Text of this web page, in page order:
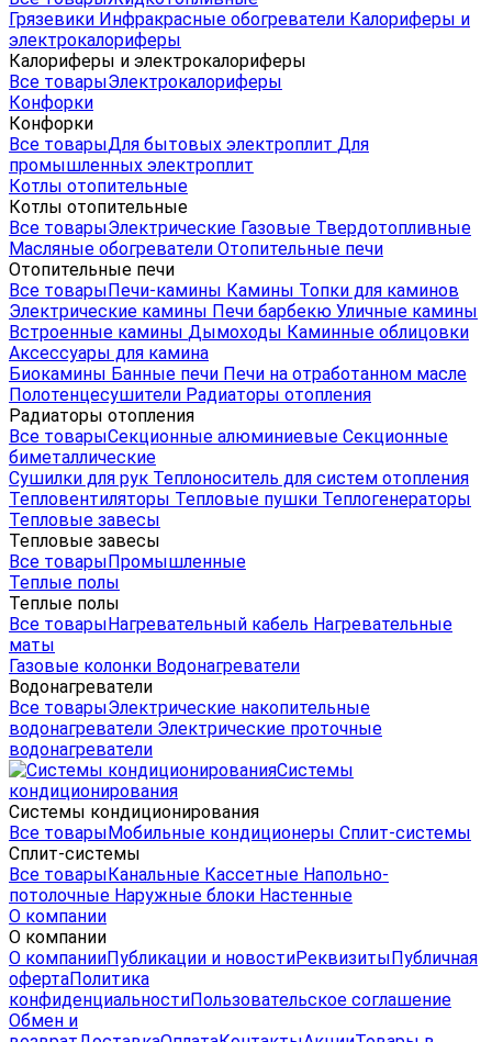
Грязевики Инфракрасные обогреватели Калориферы и
электрокалориферы
Калориферы и электрокалориферы
Все товарыЭлектрокалориферы
Конфорки
Конфорки
Все товарыДля бытовых электроплит Для
промышленных электроплит
Котлы отопительные
Котлы отопительные
Все товарыЭлектрические Газовые Твердотопливные
Масляные обогреватели Отопительные печи
Отопительные печи
Все товарыПечи-камины Камины Топки для каминов
Электрические камины Печи барбекю Уличные камины
Встроенные камины Дымоходы Каминные облицовки
Аксессуары для камина
Биокамины Банные печи Печи на отработанном масле
Полотенцесушители Радиаторы отопления
Радиаторы отопления
Все товарыСекционные алюминиевые Секционные
биметаллические
Сушилки для рук Теплоноситель для систем отопления
Тепловентиляторы Тепловые пушки Теплогенераторы
Тепловые завесы
Тепловые завесы
Все товарыПромышленные
Теплые полы
Теплые полы
Все товарыНагревательный кабель Нагревательные
маты
Газовые колонки Водонагреватели
Водонагреватели
Все товарыЭлектрические накопительные
водонагреватели Электрические проточные
водонагреватели
Системы
кондиционирования
Системы кондиционирования
Все товарыМобильные кондиционеры Сплит-системы
Сплит-системы
Все товарыКанальные Кассетные Напольно-
потолочные Наружные блоки Настенные
О компании
О компании
О компанииПубликации и новостиРеквизитыПубличная
офертаПолитика
конфиденциальностиПользовательское соглашение
Обмен и